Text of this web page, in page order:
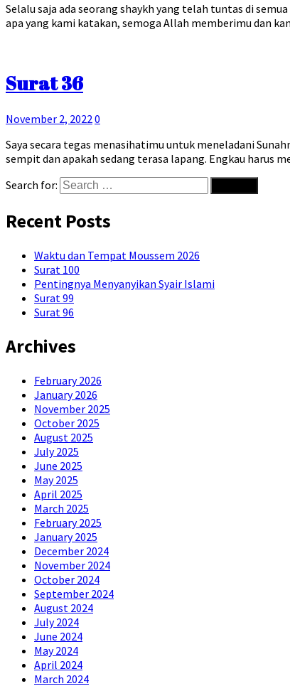
Selalu saja ada seorang shaykh yang telah tuntas di
apa yang kami katakan, semoga Allah memberimu dan
Surat 36
November 2, 20220
Saya secara tegas menasihatimu untuk meneladani
sempit dan apakah sedang terasa lapang. Engkau harus
Search for:
Recent Posts
Waktu dan Tempat Moussem 2026
Surat 100
Pentingnya Menyanyikan Syair Islami
Surat 99
Surat 96
Archives
February 2026
January 2026
November 2025
October 2025
August 2025
July 2025
June 2025
May 2025
April 2025
March 2025
February 2025
January 2025
December 2024
November 2024
October 2024
September 2024
August 2024
July 2024
June 2024
May 2024
April 2024
March 2024